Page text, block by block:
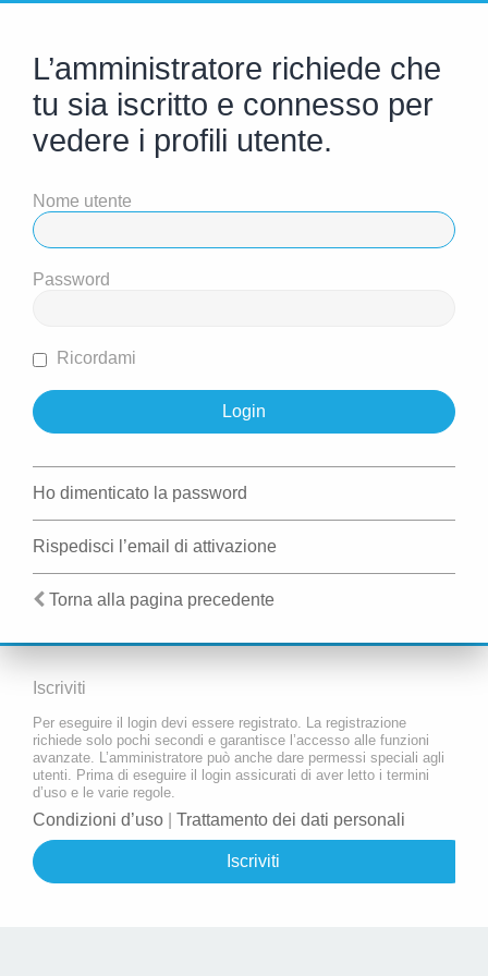
L’amministratore richiede che
tu sia iscritto e connesso per
vedere i profili utente.
Nome utente
Password
Ricordami
Ho dimenticato la password
Rispedisci l’email di attivazione
Torna alla pagina precedente
Iscriviti
Per eseguire il login devi essere registrato. La registrazione
richiede solo pochi secondi e garantisce l’accesso alle funzioni
avanzate. L’amministratore può anche dare permessi speciali agli
utenti. Prima di eseguire il login assicurati di aver letto i termini
d’uso e le varie regole.
Condizioni d’uso Trattamento dei dati personali
Iscriviti